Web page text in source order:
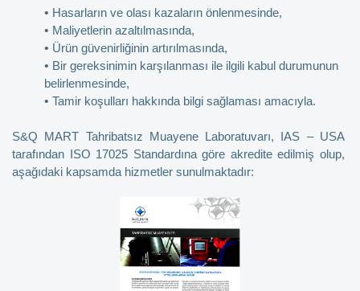
• Hasarların ve olası kazaların önlenmesinde,
• Maliyetlerin azaltılmasında,
• Ürün güvenirliğinin artırılmasında,
• Bir gereksinimin karşılanması ile ilgili kabul durumunun
belirlenmesinde,
• Tamir koşulları hakkında bilgi sağlaması amacıyla.
S&Q MART Tahribatsız Muayene Laboratuvarı, IAS – USA
tarafından ISO 17025 Standardına göre akredite edilmiş olup,
aşağıdaki kapsamda hizmetler sunulmaktadır: